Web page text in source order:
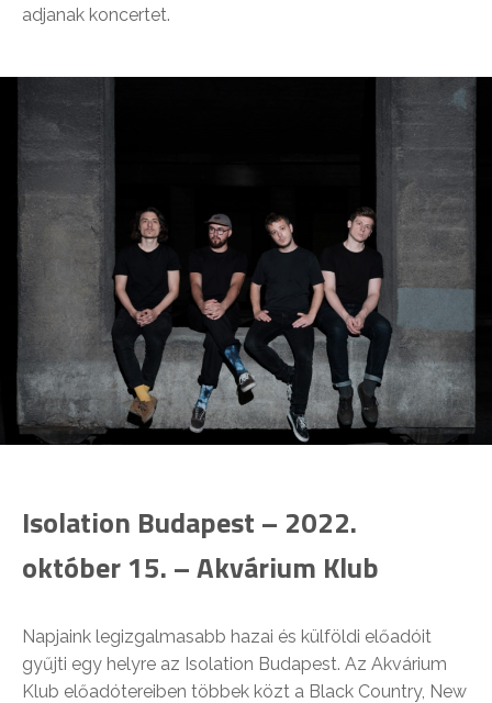
adjanak koncertet.
Isolation Budapest – 2022.
október 15. – Akvárium Klub
Napjaink legizgalmasabb hazai és külföldi előadóit
gyűjti egy helyre az Isolation Budapest. Az Akvárium
Klub előadótereiben többek közt a Black Country, New